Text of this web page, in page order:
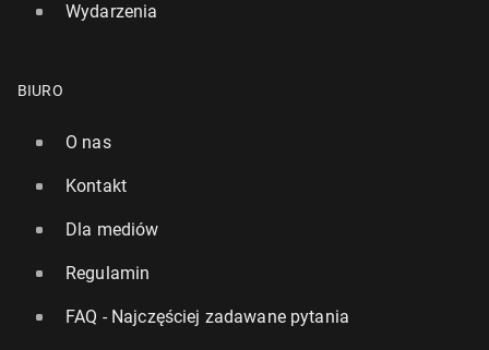
Wydarzenia
BIURO
O nas
Kontakt
Dla mediów
Regulamin
FAQ - Najczęściej zadawane pytania